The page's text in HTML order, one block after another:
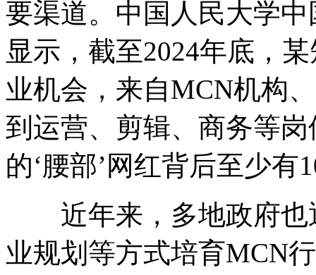
要渠道。中国人民大学
显示，截至2024年底，
业机会，来自MCN机构
到运营、剪辑、商务等
的‘腰部’网红背后至少有
近年来，多地政府也
业规划等方式培育MCN